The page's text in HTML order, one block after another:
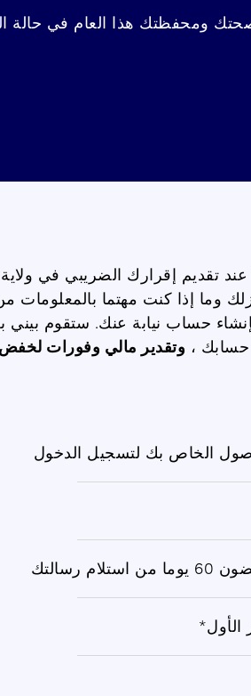
ومحفظتك هذا العام في حالة
عند تقديم إقرارك الضريبي في ولاية
وما إذا كنت مهتما بالمعلومات
حسابك ، وتقدير مالي وفورات لخفض
الخاص بك لتسجيل الدخول
رسالتك